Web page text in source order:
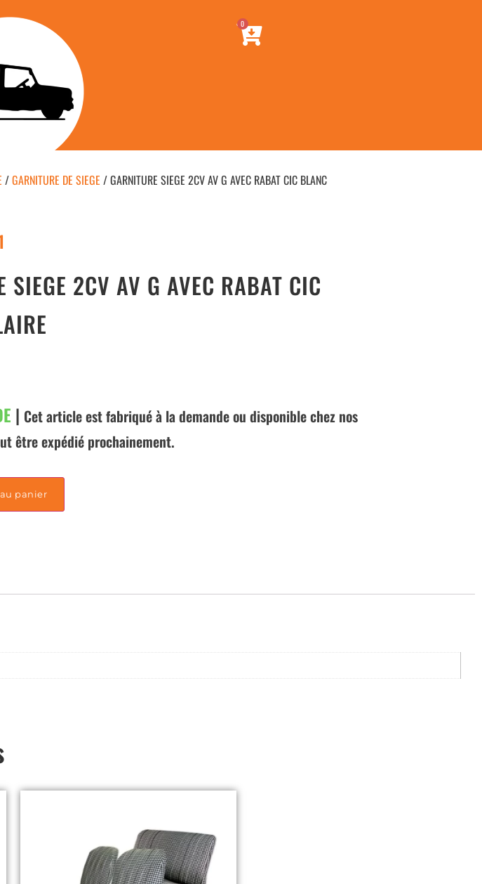
0
/GARNITURE DE SIEGE / GARNITURE SIEGE 2CV AV G AVEC RABAT CIC BLANC
SIEGE 2CV AV G AVEC RABAT CIC
| Cet article est fabriqué à la demande ou disponible chez nos
être expédié prochainement.
panier